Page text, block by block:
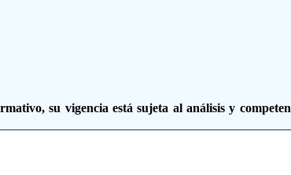
su vigencia está sujeta al análisis y